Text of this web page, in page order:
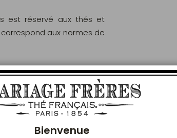
est réservé aux thés et
aux normes de
Bienvenue